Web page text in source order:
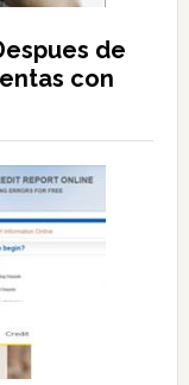
de
con